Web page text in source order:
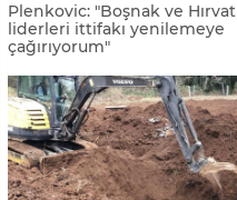
Plenkovic: "Boşnak ve Hırvat
liderleri ittifakı yenilemeye
çağırıyorum"